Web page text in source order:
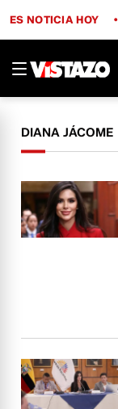
ES NOTICIA HOY
DIANA JÁCOME